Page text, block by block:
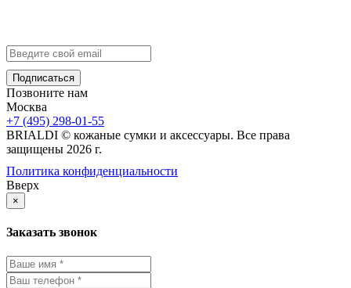
Позвоните нам
Москва
+7 (495) 298-01-55
BRIALDI © кожаные сумки и аксессуары. Все права
защищены 2026 г.
Политика конфиденциальности
Вверх
×
Заказать звонок